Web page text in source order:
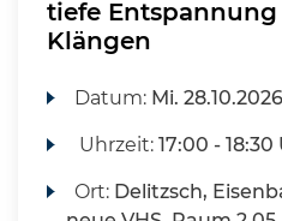
tiefe
Klängen
Datum: Mi.
Uhrzeit:17:00 - 18:30
Ort: Delitzsch,